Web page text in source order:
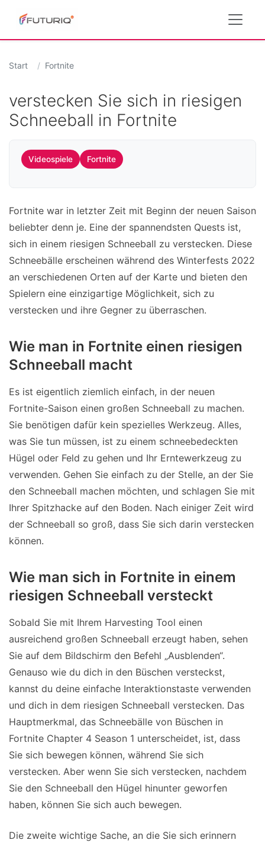
Start Fortnite
verstecken Sie sich in riesigen
Schneeball in Fortnite
Videospiele Fortnite
Fortnite war in letzter Zeit mit Beginn der neuen Saison
beliebter denn je. Eine der spannendsten Quests ist,
sich in einem riesigen Schneeball zu verstecken. Diese
Schneebälle erscheinen während des Winterfests 2022
an verschiedenen Orten auf der Karte und bieten den
Spielern eine einzigartige Möglichkeit, sich zu
verstecken und ihre Gegner zu überraschen.
Wie man in Fortnite einen riesigen
Schneeball macht
Es ist eigentlich ziemlich einfach, in der neuen
Fortnite-Saison einen großen Schneeball zu machen.
Sie benötigen dafür kein spezielles Werkzeug. Alles,
was Sie tun müssen, ist zu einem schneebedeckten
Hügel oder Feld zu gehen und Ihr Erntewerkzeug zu
verwenden. Gehen Sie einfach zu der Stelle, an der Sie
den Schneeball machen möchten, und schlagen Sie mit
Ihrer Spitzhacke auf den Boden. Nach einiger Zeit wird
der Schneeball so groß, dass Sie sich darin verstecken
können.
Wie man sich in Fortnite in einem
riesigen Schneeball versteckt
Sobald Sie mit Ihrem Harvesting Tool einen
ausreichend großen Schneeball erzeugt haben, sehen
Sie auf dem Bildschirm den Befehl „Ausblenden“.
Genauso wie du dich in den Büschen versteckst,
kannst du deine einfache Interaktionstaste verwenden
und dich in dem riesigen Schneeball verstecken. Das
Hauptmerkmal, das Schneebälle von Büschen in
Fortnite Chapter 4 Season 1 unterscheidet, ist, dass
Sie sich bewegen können, während Sie sich
verstecken. Aber wenn Sie sich verstecken, nachdem
Sie den Schneeball den Hügel hinunter geworfen
haben, können Sie sich auch bewegen.
Die zweite wichtige Sache, an die Sie sich erinnern